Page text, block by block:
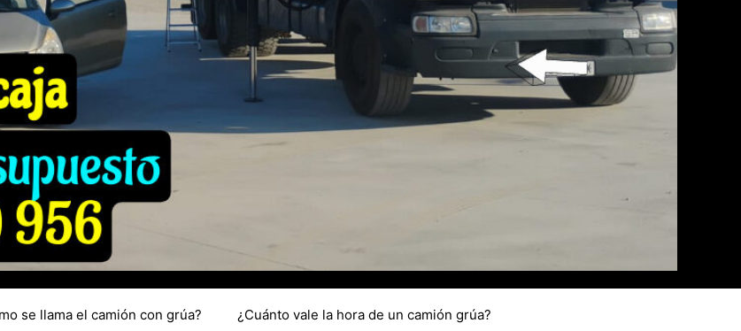
se llama el camión con grúa? ¿Cuánto vale la hora de un camión grúa?